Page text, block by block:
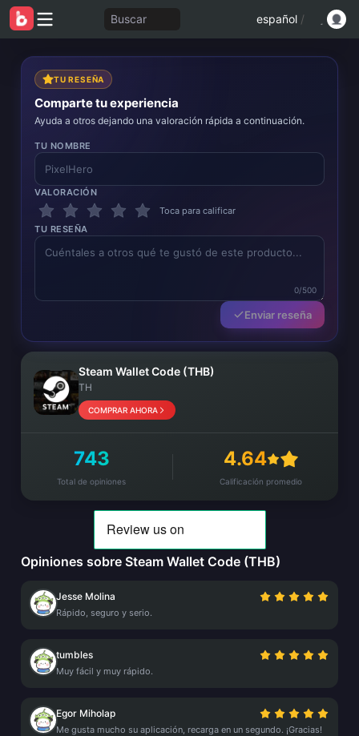
Buscar español /
TU RESEÑA
Comparte tu experiencia
Ayuda a otros dejando una valoración rápida a continuación.
TU NOMBRE
VALORACIÓN
Toca para calificar
TU RESEÑA
0/500
Enviar reseña
Steam Wallet Code (THB)
TH
COMPRAR AHORA
743
Total de opiniones
4.64
Calificación promedio
Opiniones sobre Steam Wallet Code (THB)
Jesse Molina
Rápido, seguro y serio.
tumbles
Muy fácil y muy rápido.
Egor Miholap
Me gusta mucho su aplicación, recarga en un segundo. ¡Gracias!